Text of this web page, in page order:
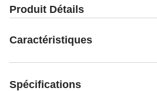
Produit Détails
Caractéristiques
Spécifications